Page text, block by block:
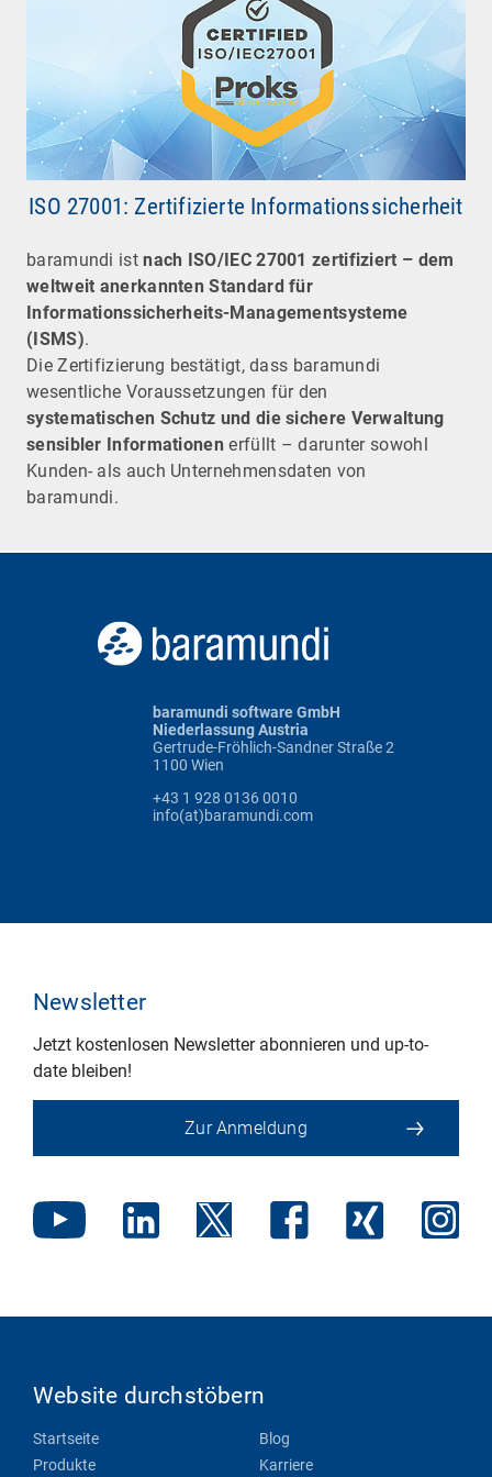
ISO 27001: Zertifizierte Informationssicherheit
baramundi istnach ISO/IEC 27001 zertifiziert – dem
weltweit anerkannten Standard für
Informationssicherheits-Managementsysteme
(ISMS).
Die Zertifizierung bestätigt, dass baramundi
wesentliche Voraussetzungen für den
systematischen Schutz und die sichere Verwaltung
sensibler Informationen erfüllt – darunter sowohl
Kunden- als auch Unternehmensdaten von
baramundi.
baramundi software GmbH
Niederlassung Austria
Gertrude-Fröhlich-Sandner Straße 2
1100 Wien
+43 1 928 0136 0010
info(at)baramundi.com
Newsletter
Jetzt kostenlosen Newsletter abonnieren und up-to-
date bleiben!
Zur Anmeldung
Website durchstöbern
Startseite
Produkte
Blog
Karriere